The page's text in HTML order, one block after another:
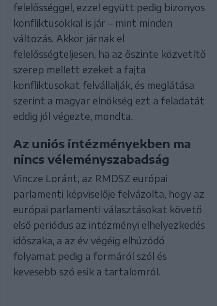
felelősséggel, ezzel együtt pedig bizonyos
konfliktusokkal is jár – mint minden
változás. Akkor járnak el
felelősségteljesen, ha az őszinte közvetítő
szerep mellett ezeket a fajta
konfliktusokat felvállalják, és meglátása
szerint a magyar elnökség ezt a feladatát
eddig jól végezte, mondta.
Az uniós intézményekben ma
nincs véleményszabadság
Vincze Loránt, az RMDSZ európai
parlamenti képviselője felvázolta, hogy az
európai parlamenti választásokat követő
első periódus az intézményi elhelyezkedés
időszaka, a az év végéig elhúzódó
folyamat pedig a formáról szól és
kevesebb szó esik a tartalomról.